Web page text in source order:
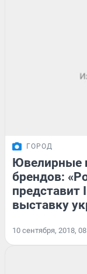
ГОРОД
Ювелирные
брендов:
представит
выставку
10 сентября, 2018,